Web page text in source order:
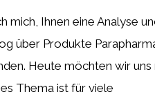
mich, Ihnen eine Analyse
über Produkte
Heute möchten wir
Thema ist für viele